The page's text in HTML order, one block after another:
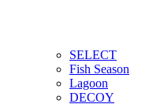
SELECT
Fish Season
Lagoon
DECOY